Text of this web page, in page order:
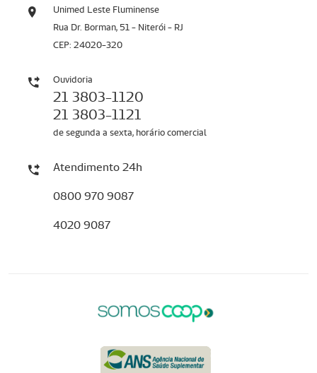
Unimed Leste Fluminense
Rua Dr. Borman, 51 - Niterói - RJ
CEP: 24020-320
Ouvidoria
21 3803-1120
21 3803-1121
de segunda a sexta, horário comercial
Atendimento 24h
0800 970 9087
4020 9087